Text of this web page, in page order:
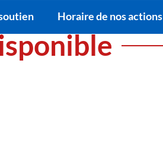
Horaire de nos actions